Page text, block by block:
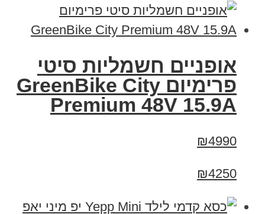
אופניים חשמליות סיטי
פרימיום GreenBike City
Premium 48V 15.9A
₪4990
₪4250